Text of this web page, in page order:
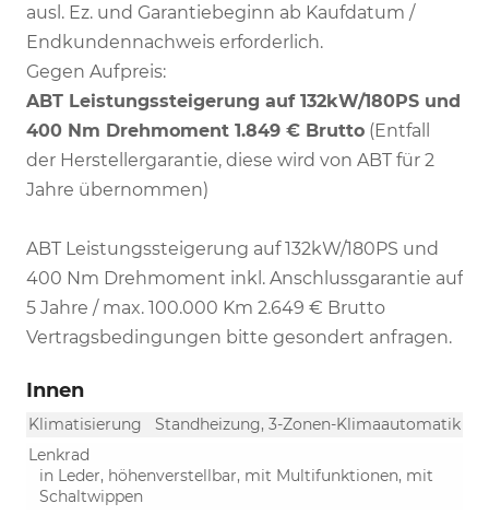
ausl. Ez. und Garantiebeginn ab Kaufdatum /
Endkundennachweis erforderlich.
Gegen Aufpreis:
ABT Leistungssteigerung auf 132kW/180PS und
400 Nm Drehmoment 1.849 € Brutto (Entfall
der Herstellergarantie, diese wird von ABT für 2
Jahre übernommen)
ABT Leistungssteigerung auf 132kW/180PS und
400 Nm Drehmoment inkl. Anschlussgarantie auf
5 Jahre / max. 100.000 Km 2.649 € Brutto
Vertragsbedingungen bitte gesondert anfragen.
Innen
Klimatisierung
Standheizung, 3-Zonen-Klimaautomatik
Lenkrad
in Leder, höhenverstellbar, mit Multifunktionen, mit
Schaltwippen